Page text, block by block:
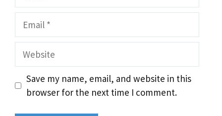
Email
Website
Save my name, email, and website in this
browser for the next time I comment.